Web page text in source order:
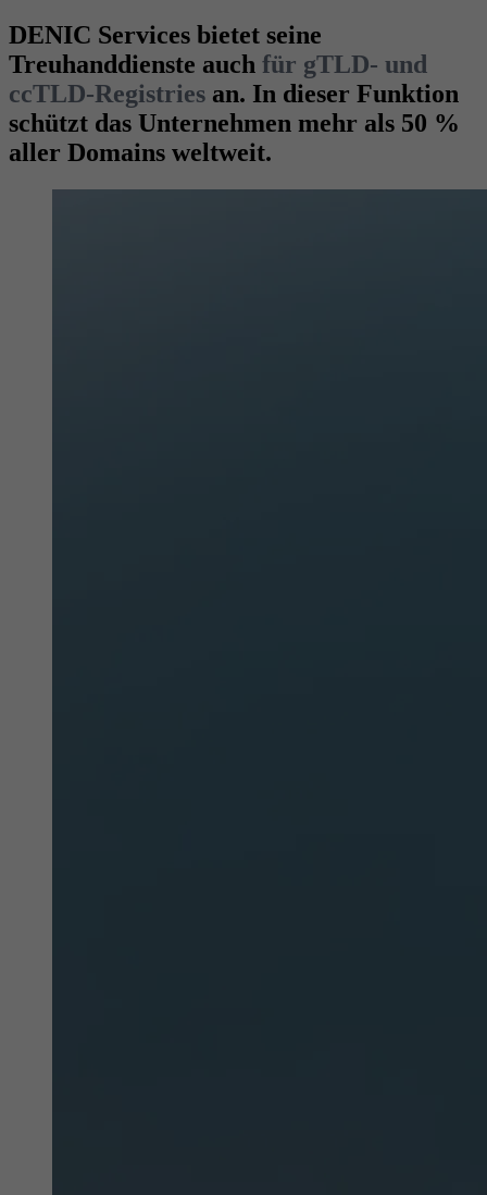
DENIC Services bietet seine
Treuhanddienste auch für gTLD- und
ccTLD-Registries an. In dieser Funktion
schützt das Unternehmen mehr als 50 %
aller Domains weltweit.